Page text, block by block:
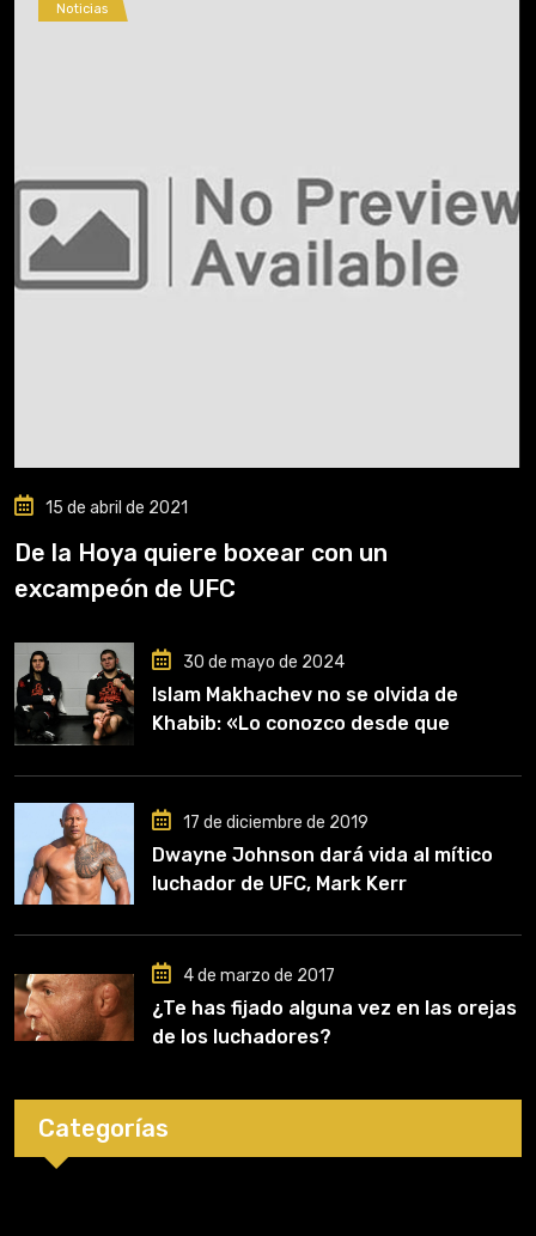
Noticias
15 de abril de 2021
De la Hoya quiere boxear con un
excampeón de UFC
30 de mayo de 2024
Islam Makhachev no se olvida de
Khabib: «Lo conozco desde que
clave en mi carrera»
17 de diciembre de 2019
Dwayne Johnson dará vida al mítico
luchador de UFC, Mark Kerr
4 de marzo de 2017
¿Te has fijado alguna vez en las orejas
de los luchadores?
Categorías